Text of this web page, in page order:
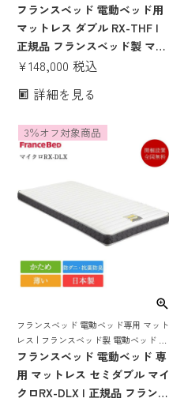
ットレス 電動ベッド 電動リクライニン
グベッド 電動ベット ベッドマット 日
本製 国産 高密度連続スプリング
フランスベッド 電動ベッド用
マットレス ダブル RX-THF |
正規品 フランスベッド製 マッ
トレス 電動ベッド 電動リクラ
反発マットレス 低反発ウレタ
クォーレックス レステックス
エゼックス グランマックス
¥148,000 税込
詳細を見る
フランスベッド 電動ベッド専用 マット
レス | フランスベッド製 電動ベッド マ
ットレス 電動リクライニング ベッドマ
ットレス ベッドマット ベットマット
フランスベッド 電動ベッド 専
用 マットレス セミダブル マイ
クロRX-DLX | 正規品 フランス
3％オフ対象商品